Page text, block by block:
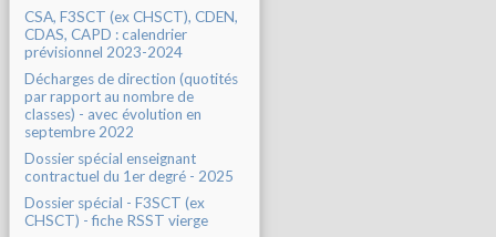
CSA, F3SCT (ex CHSCT), CDEN,
CDAS, CAPD : calendrier
prévisionnel 2023-2024
Décharges de direction (quotités
par rapport au nombre de
classes) - avec évolution en
septembre 2022
Dossier spécial enseignant
contractuel du 1er degré - 2025
Dossier spécial - F3SCT (ex
CHSCT) - fiche RSST vierge